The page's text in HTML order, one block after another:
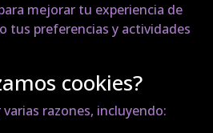
mejorar tu experiencia de
tus preferencias y actividades
cookies?
razones, incluyendo: